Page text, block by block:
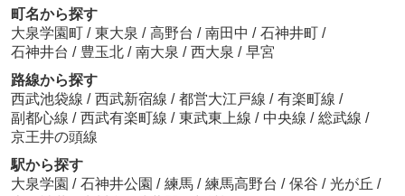
町名から探す
大泉学園町 / 東大泉 / 高野台 / 南田中 / 石神井町 /
石神井台 / 豊玉北 / 南大泉 / 西大泉 / 早宮
路線から探す
西武池袋線 / 西武新宿線 / 都営大江戸線 / 有楽町線 /
副都心線 / 西武有楽町線 / 東武東上線 / 中央線 / 総武線 /
京王井の頭線
駅から探す
大泉学園 / 石神井公園 / 練馬 / 練馬高野台 / 保谷 / 光が丘 /